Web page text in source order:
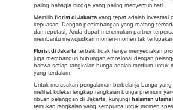
paling bahagia hingga yang paling menyentuh hati.
Memilih florist di Jakarta yang tepat adalah investasi
kepuasan. Dengan pertimbangan yang matang
dan reputasi, Anda dapat menemukan partner
membantu mewujudkan momen-momen tak terlupakan.
Florist di Jakarta terbaik tidak hanya menyediakan
juga membangun hubungan emosional dengan
bahwa setiap rangkaian bunga adalah medium untuk
yang terdalam.
Untuk merasakan pengalaman berbelanja bunga
melihat koleksi lengkap rangkaian bunga premium
ribuan pelanggan di Jakarta, kunjungi halaman
temukan rangkaian yang sempurna untuk momen